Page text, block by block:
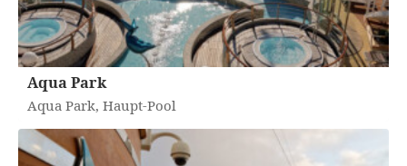
Aqua Park
Aqua Park, Haupt-Pool